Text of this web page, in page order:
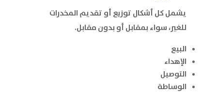
يشمل كل أشكال توزيع أو تقديم المخدرات
للغير، سواء بمقابل أو بدون مقابل.
البيع
الإهداء
التوصيل
الوساطة